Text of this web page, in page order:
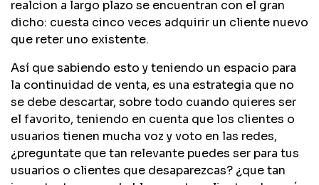
realcion a largo plazo se encuentran con el gran
dicho: cuesta cinco veces adquirir un cliente nuevo
que reter uno existente.
Así que sabiendo esto y teniendo un espacio para
la continuidad de venta, es una estrategia que no
se debe descartar, sobre todo cuando quieres ser
el favorito, teniendo en cuenta que los clientes o
usuarios tienen mucha voz y voto en las redes,
¿preguntate que tan relevante puedes ser para tus
usuarios o clientes que desaparezcas? ¿que tan